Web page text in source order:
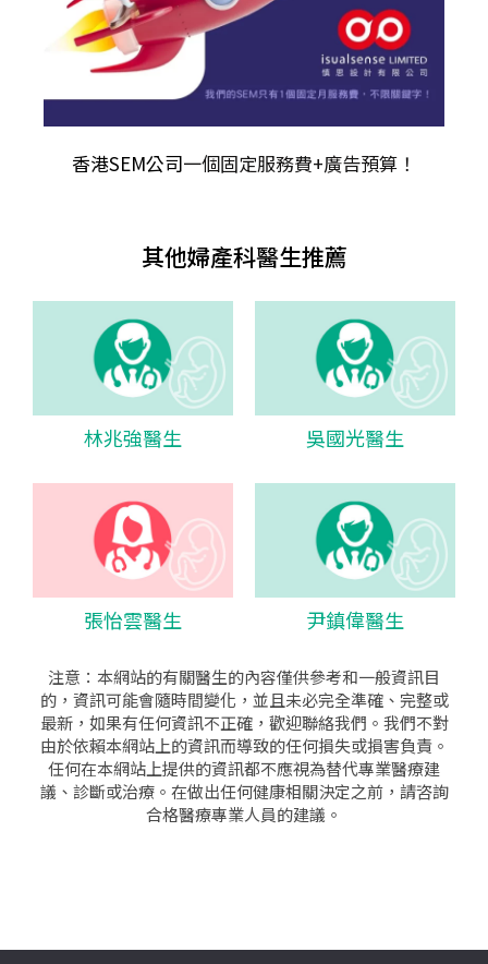
香港SEM公司一個固定服務費+廣告預算！
其他婦產科醫生推薦
林兆強醫生 吳國光醫生
張怡雲醫生 尹鎮偉醫生
注意：本網站的有關醫生的內容僅供參考和一般資訊目
的，資訊可能會隨時間變化，並且未必完全準確、完整或
最新，如果有任何資訊不正確，歡迎聯絡我們。我們不對
由於依賴本網站上的資訊而導致的任何損失或損害負責。
任何在本網站上提供的資訊都不應視為替代專業醫療建
議、診斷或治療。在做出任何健康相關決定之前，請咨詢
合格醫療專業人員的建議。